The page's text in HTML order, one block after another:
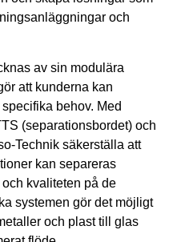
och
av sin modulära
att kunderna kan
behov. Med
(separationsbordet) och
Technik säkerställa att
kan separeras
kvaliteten på de
systemen gör det möjligt
och plast till glas